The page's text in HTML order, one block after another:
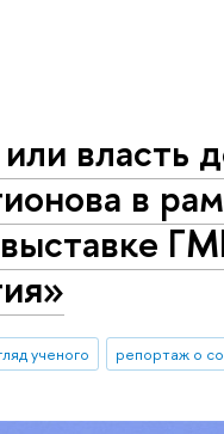
власть
в
ученого репортаж о